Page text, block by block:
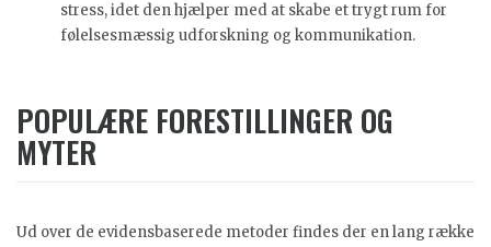
stress, idet den hjælper med at skabe et trygt rum for
følelsesmæssig udforskning og kommunikation.
POPULÆRE FORESTILLINGER OG
MYTER
Ud over de evidensbaserede metoder findes der en lang række